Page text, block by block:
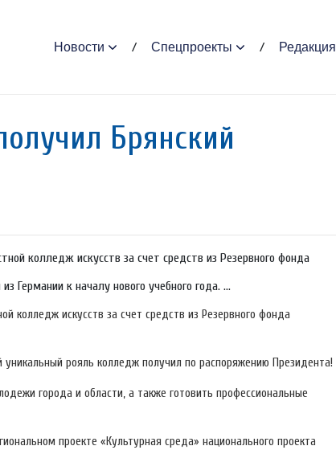
Новости Спецпроекты Редакция
Брянский
колледж искусств за счет средств из Резервного фонда
Германии к началу нового учебного года. ...
колледж искусств за счет средств из Резервного фонда
уникальный рояль колледж получил по распоряжению Президента!
города и области, а также готовить профессиональные
проекте «Культурная среда» национального проекта